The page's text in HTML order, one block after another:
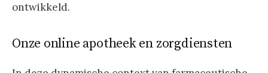
ontwikkeld.
Onze online apotheek en zorgdiensten